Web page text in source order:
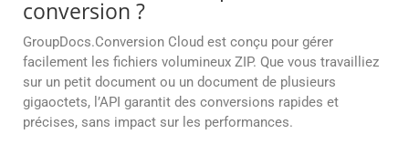
conversion ?
GroupDocs.Conversion Cloud est conçu pour gérer
facilement les fichiers volumineux ZIP. Que vous travailliez
sur un petit document ou un document de plusieurs
gigaoctets, l’API garantit des conversions rapides et
précises, sans impact sur les performances.